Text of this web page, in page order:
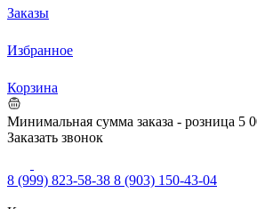
Заказы
Избранное
Корзина
Минимальная сумма заказа - розница 5
Заказать звонок
8 (999) 823-58-38 8 (903) 150-43-04